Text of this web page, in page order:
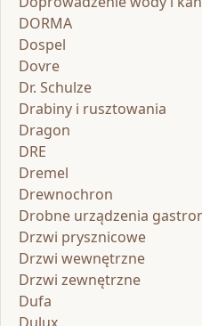
DORMA
Dospel
Dovre
Dr. Schulze
Drabiny i rusztowania
Dragon
DRE
Dremel
Drewnochron
Drobne urządzenia
Drzwi prysznicowe
Drzwi wewnętrzne
Drzwi zewnętrzne
Dufa